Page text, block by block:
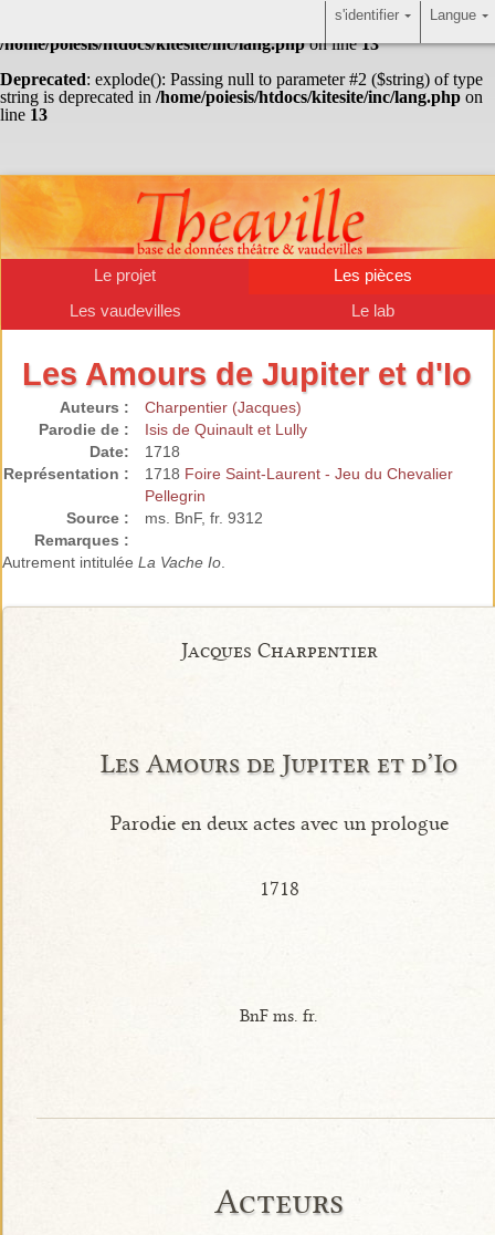
: Undefined array key "HTTP_ACCEPT_LANGUAGE" in
/home/poiesis/htdocs/kitesite/inc/lang.phpon line13
Deprecated: explode(): Passing null to parameter #2 ($string) of type
string is deprecated in /home/poiesis/htdocs/kitesite/inc/lang.php on
line 13
Le projet
Les pièces
Les vaudevilles
Le lab
Les Amours de Jupiter et d'Io
Auteurs :
Charpentier (Jacques)
Parodie de :
Isis de Quinault et Lully
Date:
1718
Représentation :
1718 Foire Saint-Laurent - Jeu du Chevalier
Pellegrin
Source :
ms. BnF, fr. 9312
Remarques :
Autrement intitulée La Vache Io.
Jacques Charpentier
Les Amours de Jupiter et d’Io
Parodie en deux actes avec un prologue
1718
BnF ms. fr.
Acteurs
Langue
s'identifier